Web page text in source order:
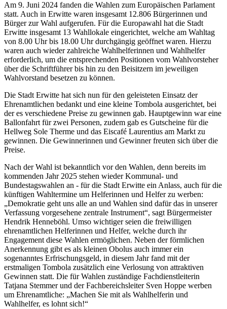
Am 9. Juni 2024 fanden die Wahlen zum Europäischen Parlament
statt. Auch in Erwitte waren insgesamt 12.806 Bürgerinnen und
Bürger zur Wahl aufgerufen. Für die Europawahl hat die Stadt
Erwitte insgesamt 13 Wahllokale eingerichtet, welche am Wahltag
von 8.00 Uhr bis 18.00 Uhr durchgängig geöffnet waren. Hierzu
waren auch wieder zahlreiche Wahlhelferinnen und Wahlhelfer
erforderlich, um die entsprechenden Positionen vom Wahlvorsteher
über die Schriftführer bis hin zu den Beisitzern im jeweiligen
Wahlvorstand besetzen zu können.
Die Stadt Erwitte hat sich nun für den geleisteten Einsatz der
Ehrenamtlichen bedankt und eine kleine Tombola ausgerichtet, bei
der es verschiedene Preise zu gewinnen gab. Hauptgewinn war eine
Ballonfahrt für zwei Personen, zudem gab es Gutscheine für die
Hellweg Sole Therme und das Eiscafé Laurentius am Markt zu
gewinnen. Die Gewinnerinnen und Gewinner freuten sich über die
Preise.
Nach der Wahl ist bekanntlich vor den Wahlen, denn bereits im
kommenden Jahr 2025 stehen wieder Kommunal- und
Bundestagswahlen an - für die Stadt Erwitte ein Anlass, auch für die
künftigen Wahltermine um Helferinnen und Helfer zu werben:
„Demokratie geht uns alle an und Wahlen sind dafür das in unserer
Verfassung vorgesehene zentrale Instrument“, sagt Bürgermeister
Hendrik Henneböhl. Umso wichtiger seien die freiwilligen
ehrenamtlichen Helferinnen und Helfer, welche durch ihr
Engagement diese Wahlen ermöglichen. Neben der förmlichen
Anerkennung gibt es als kleinen Obolus auch immer ein
sogenanntes Erfrischungsgeld, in diesem Jahr fand mit der
erstmaligen Tombola zusätzlich eine Verlosung von attraktiven
Gewinnen statt. Die für Wahlen zuständige Fachdienstleiterin
Tatjana Stemmer und der Fachbereichsleiter Sven Hoppe werben
um Ehrenamtliche: „Machen Sie mit als Wahlhelferin und
Wahlhelfer, es lohnt sich!“